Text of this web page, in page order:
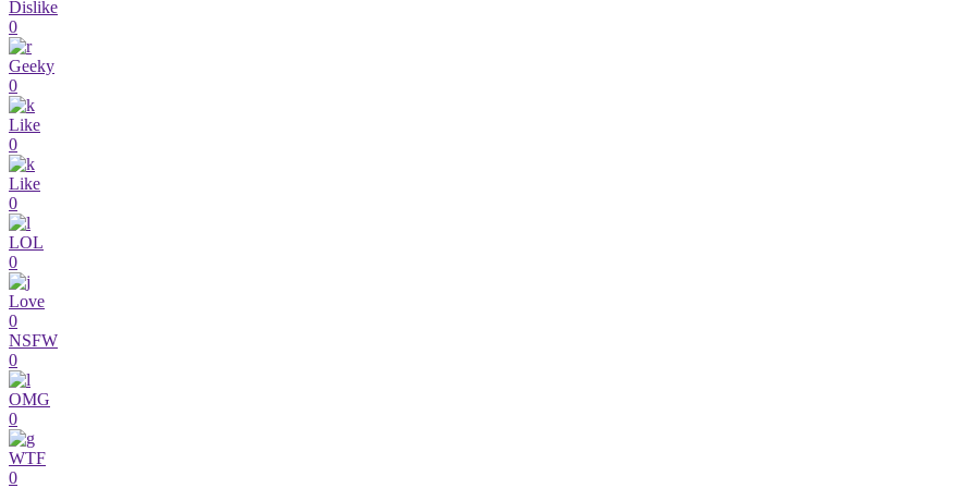
Dislike
0
Geeky
0
Like
0
Like
0
LOL
0
Love
0
NSFW
0
OMG
0
WTF
0